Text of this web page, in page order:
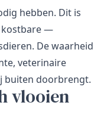
hebben. Dit is
kostbare —
De waarheid
veterinaire
buiten doorbrengt.
vlooien